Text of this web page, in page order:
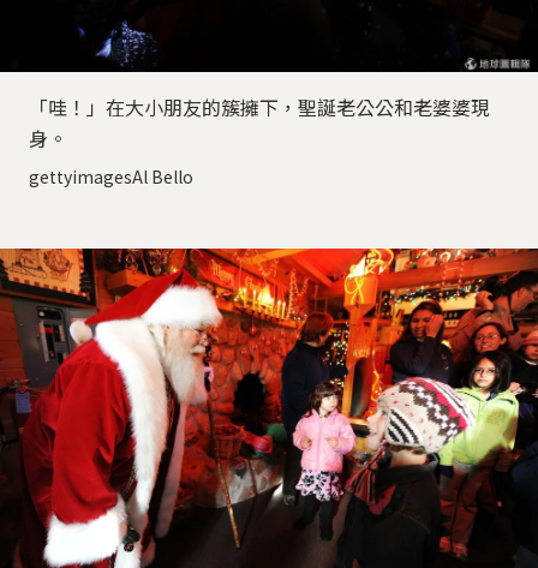
「哇！」在大小朋友的簇擁下，聖誕老公公和老婆婆現
身。
gettyimagesAl Bello